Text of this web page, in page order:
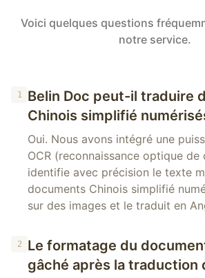
Voici quelques questions
notre service.
1
Belin Doc peut-il traduire
Chinois simplifié
Oui. Nous avons intégré une
OCR (reconnaissance optique de
identifie avec précision le texte
documents Chinois simplifié
sur des images et le traduit en
2
Le formatage du
gâché après la traduction